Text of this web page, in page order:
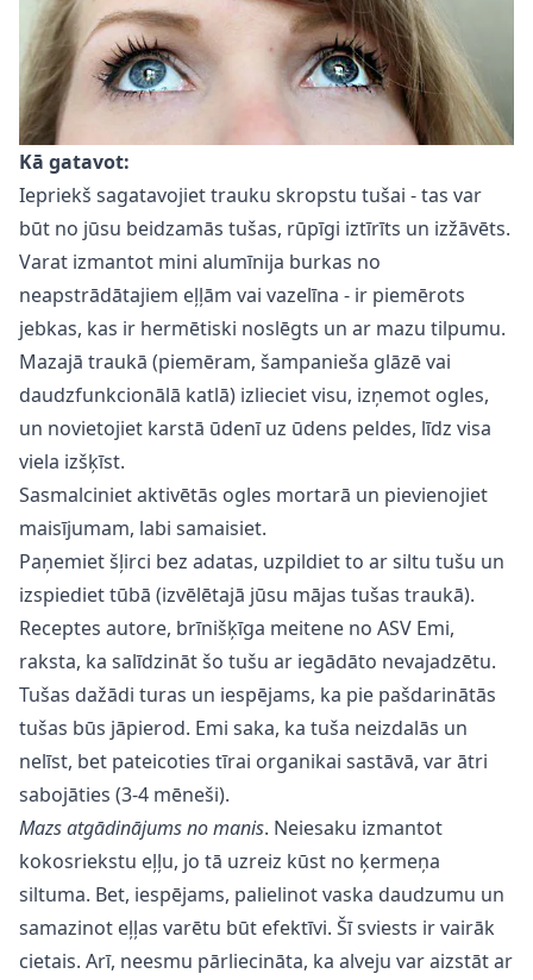
Kā gatavot:
Iepriekš sagatavojiet trauku skropstu tušai - tas var
būt no jūsu beidzamās tušas, rūpīgi iztīrīts un izžāvēts.
Varat izmantot mini alumīnija burkas no
neapstrādātajiem eļļām vai vazelīna - ir piemērots
jebkas, kas ir hermētiski noslēgts un ar mazu tilpumu.
Mazajā traukā (piemēram, šampanieša glāzē vai
daudzfunkcionālā katlā) izlieciet visu, izņemot ogles,
un novietojiet karstā ūdenī uz ūdens peldes, līdz visa
viela izšķīst.
Sasmalciniet aktivētās ogles mortarā un pievienojiet
maisījumam, labi samaisiet.
Paņemiet šļirci bez adatas, uzpildiet to ar siltu tušu un
izspiediet tūbā (izvēlētajā jūsu mājas tušas traukā).
Receptes autore, brīnišķīga meitene no ASV Emi,
raksta, ka salīdzināt šo tušu ar iegādāto nevajadzētu.
Tušas dažādi turas un iespējams, ka pie pašdarinātās
tušas būs jāpierod. Emi saka, ka tuša neizdalās un
nelīst, bet pateicoties tīrai organikai sastāvā, var ātri
sabojāties (3-4 mēneši).
Mazs atgādinājums no manis. Neiesaku izmantot
kokosriekstu eļļu, jo tā uzreiz kūst no ķermeņa
siltuma. Bet, iespējams, palielinot vaska daudzumu un
samazinot eļļas varētu būt efektīvi. Šī sviests ir vairāk
cietais. Arī, neesmu pārliecināta, ka alveju var aizstāt ar